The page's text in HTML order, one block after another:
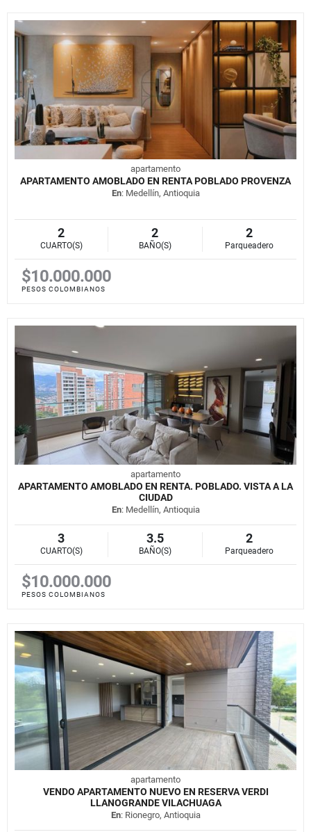
apartamento
APARTAMENTO AMOBLADO EN RENTA POBLADO PROVENZA
En: Medellín, Antioquia
2
CUARTO(S)
2
BAÑO(S)
2
Parqueadero
$10.000.000
PESOS COLOMBIANOS
apartamento
APARTAMENTO AMOBLADO EN RENTA. POBLADO. VISTA A LA
CIUDAD
En: Medellín, Antioquia
3
CUARTO(S)
3.5
BAÑO(S)
2
Parqueadero
$10.000.000
PESOS COLOMBIANOS
apartamento
VENDO APARTAMENTO NUEVO EN RESERVA VERDI
LLANOGRANDE VILACHUAGA
En: Rionegro, Antioquia